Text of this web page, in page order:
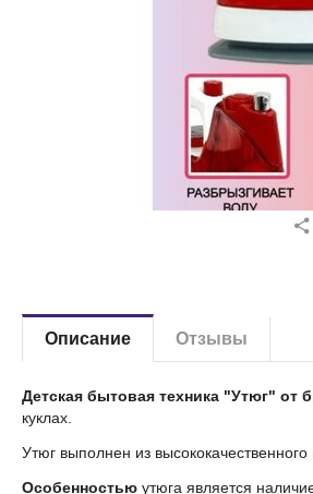
Описание Отзывы
Детская бытовая техника "Утюг" от
куклах.
Утюг выполнен из
Особенностьюутюга является